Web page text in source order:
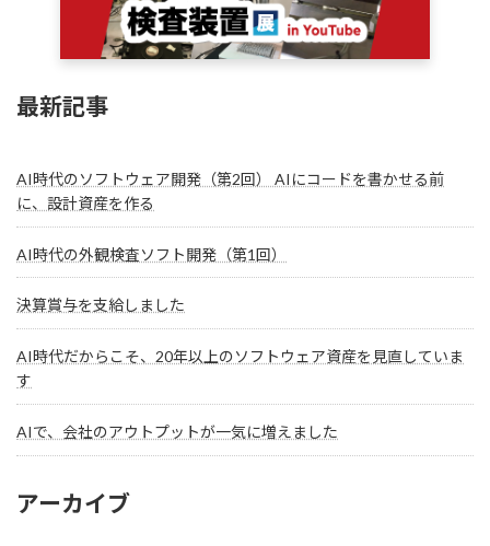
最新記事
AI時代のソフトウェア開発（第2回） AIにコードを書かせる前
に、設計資産を作る
AI時代の外観検査ソフト開発（第1回）
決算賞与を支給しました
AI時代だからこそ、20年以上のソフトウェア資産を見直していま
す
AIで、会社のアウトプットが一気に増えました
アーカイブ